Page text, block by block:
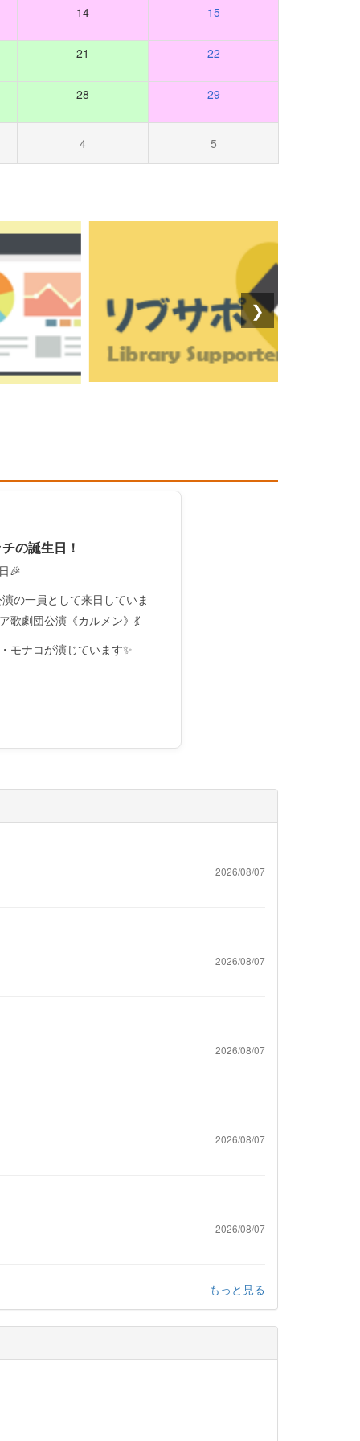
14 15
21 22
28 29
4 5
❯
の誕生日！
🎉
の一員として来日していま
歌劇団公演《カルメン》💃
モナコが演じています✨
2026/08/07
2026/08/07
2026/08/07
2026/08/07
2026/08/07
もっと見る